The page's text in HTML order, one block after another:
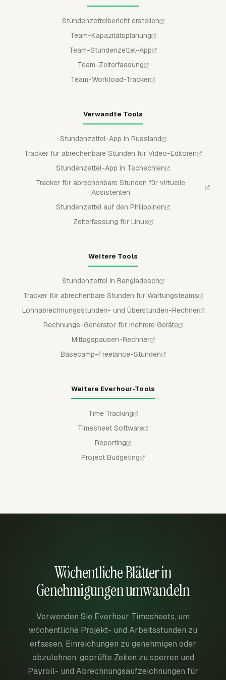
Stundenzettelbericht erstellen
Team-Kapazitätsplanung
Team-Stundenzettel-App
Team-Zeiterfassung
Team-Workload-Tracker
Verwandte Tools
Stundenzettel-App in Russland
Tracker für abrechenbare Stunden für Video-Editoren
Stundenzettel-App in Tschechien
Tracker für abrechenbare Stunden für virtuelle
Assistenten
Stundenzettel auf den Philippinen
Zeiterfassung für Linux
Weitere Tools
Stundenzettel in Bangladesch
Tracker für abrechenbare Stunden für Wartungsteams
Lohnabrechnungsstunden- und Überstunden-Rechner
Rechnungs-Generator für mehrere Geräte
Mittagspausen-Rechner
Basecamp-Freelance-Stunden
Weitere Everhour-Tools
Time Tracking
Timesheet Software
Reporting
Project Budgeting
Wöchentliche Blätter in
Genehmigungen umwandeln
Verwenden Sie Everhour Timesheets, um
wöchentliche Projekt- und Arbeitsstunden zu
erfassen, Einreichungen zu genehmigen oder
abzulehnen, geprüfte Zeiten zu sperren und
Payroll- und Abrechnungsaufzeichnungen für